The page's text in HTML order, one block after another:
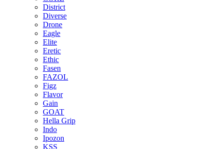
District
Diverse
Drone
Eagle
Elite
Eretic
Ethic
Fasen
FAZOL
Figz
Flavor
Gain
GOAT
Hella Grip
Indo
Ipozon
KSS